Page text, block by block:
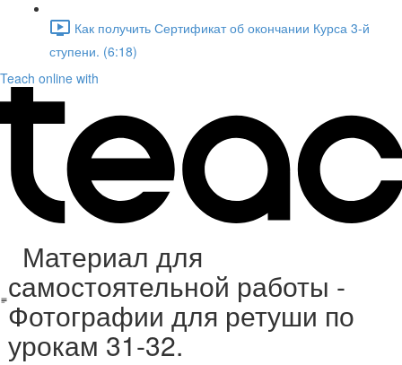
Как получить Сертификат об окончании Курса 3-й
ступени. (6:18)
Teach online with
Материал для
самостоятельной работы -
Фотографии для ретуши по
урокам 31-32.